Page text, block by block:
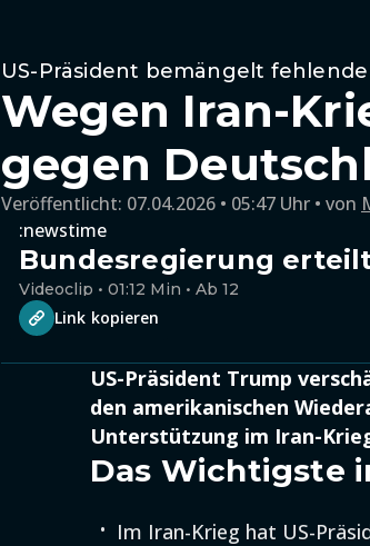
US-Präsident bemängelt
Wegen Iran-
gegen
Veröffentlicht: 07.04.2026 • 05:47 Uhr von
:newstime
Bundesregierung
Videoclip • 01:12 Min • Ab 12
Link kopieren
US-Präsident Trump
den amerikanischen
Unterstützung im Iran-
Das Wichtigste
Im Iran-Krieg hat US-